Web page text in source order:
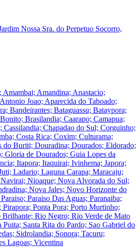
Nossa Sra. do Perpetuo Socorro,
Amandina; Anastacio;
Joao; Aparecida do Taboado;
Bandeirantes; Bataguassu; Bataypora;
Brasilandia; Caarapo; Camapua;
Cassilandia; Chapadao do Sul; Corguinho;
Costa Rica; Coxim; Culturama;
do Buriti; Douradina; Dourados; Eldorado;
Gloria de Dourados; Guia Lopes da
Itapora; Itaquirai; Ivinhema; Japora;
Ladario; Laguna Carapa; Maracaju;
Nioaque; Nova Alvorada do Sul;
Nova Jales; Novo Horizonte do
Paraiso Das Aguas; Paranaiba;
Pirapora; Ponta Pora; Porto Murtinho;
Rio Negro; Rio Verde de Mato
Puita; Santa Rita do Pardo; Sao Gabriel do
Sidrolandia; Sonora; Tacuru;
Lagoas; Vicentina